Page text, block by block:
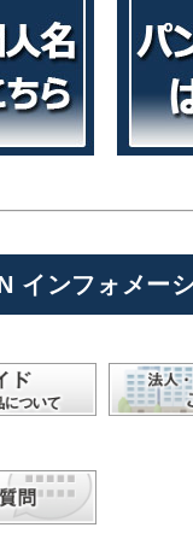
インフォメー